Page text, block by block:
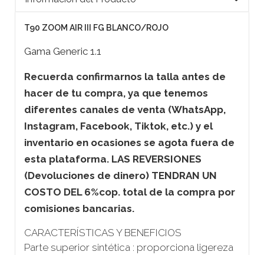
T90 ZOOM AIR III FG BLANCO/ROJO
Gama Generic 1.1
Recuerda confirmarnos la talla antes de
hacer de tu compra, ya que tenemos
diferentes canales de venta (WhatsApp,
Instagram, Facebook, Tiktok, etc.) y el
inventario en ocasiones se agota fuera de
esta plataforma. LAS REVERSIONES
(Devoluciones de dinero) TENDRAN UN
COSTO DEL 6%cop. total de la compra por
comisiones bancarias.
CARACTERÍSTICAS Y BENEFICIOS
Parte superior sintética : proporciona ligereza